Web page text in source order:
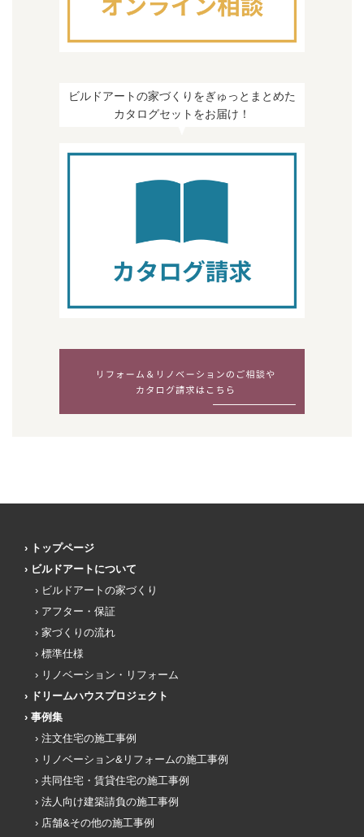
ビルドアートの家づくりをぎゅっとまとめた
カタログセットをお届け！
トップページ
ビルドアートについて
ビルドアートの家づくり
アフター・保証
家づくりの流れ
標準仕様
リノベーション・リフォーム
ドリームハウスプロジェクト
事例集
注文住宅の施工事例
リノベーション&リフォームの施工事例
共同住宅・賃貸住宅の施工事例
法人向け建築請負の施工事例
店舗&その他の施工事例